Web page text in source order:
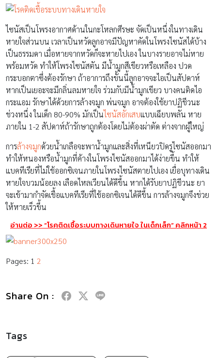
ไซนัสเป็นโพรงอากาศด้านในกะโหลกศีรษะ จัดเป็นหนึ่งในทางเดิน
หายใจส่วนบน เวลาเป็นหวัดลูกอาจมีปัญหาคัดในโพรงไซนัสได้บ้าง
เป็นธรรมดา เมื่อหายจากหวัดก็จะหายไปเอง ในบางรายอาจไม่หาย
พร้อมหวัด ทำให้โพรงไซนัสตัน มีน้ำมูกสีเขียวหรือเหลือง ปวด
กระบอกตาซึ่งต้องรักษา ถ้าอาการถึงขั้นนี้ลูกอาจจะไอเป็นสัปดาห์
หากเป็นเยอะจะมีกลิ่นลมหายใจ ร่วมกับมีน้ำมูกเขียว บางคนติดไอ
กระแอม รักษาได้ด้วยการล้างจมูก พ่นจมูก อาจต้องใช้ยาปฏิชีวนะ
ช่วงหนึ่ง ในเด็ก 80-90% มักเป็นไซนัสอักเสบแบบเฉียบพลัน หาย
ภายใน 1-2 สัปดาห์ถ้ารักษาถูกต้องโดยไม่ต้องผ่าตัด ต่างจากผู้ใหญ่
การล้างจมูกด้วยน้ำเกลือจะพาน้ำมูกและสิ่งที่เหนียวปิดรูไซนัสออกมา
ทำให้หนองหรือน้ำมูกที่ค้างในโพรงไซนัสออกมาได้ง่ายขึ้น ทำให้
แบคทีเรียที่ไม่ใช้ออกซิเจนภายในโพรงไซนัสตายไปเอง เยื่อบุทางเดิน
หายใจบวมน้อยลง เลือดไหลเวียนได้ดีขึ้น หากได้รับยาปฏิชีวนะ ยา
จะเข้ามากำจัดเชื้อแบคทีเรียที่ใช้ออกซิเจนได้ดีขึ้น การล้างจมูกจึงช่วย
ให้หายเร็วขึ้น
อ่านต่อ >> “โรคติดเชื้อระบบทางเดินหายใจ ในเด็กเล็ก” คลิกหน้า 2
Pages: 1 2
Share On :
Tags